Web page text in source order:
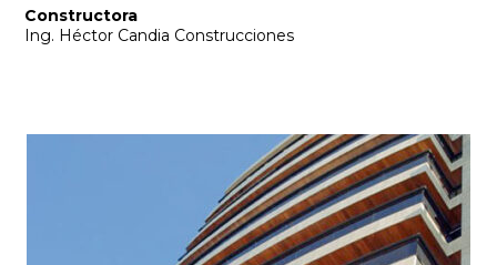
Constructora
Ing. Héctor Candia Construcciones